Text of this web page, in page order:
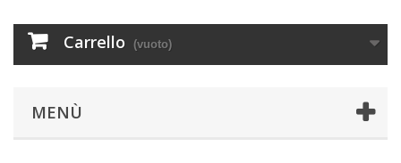
Carrello (vuoto)
MENÙ